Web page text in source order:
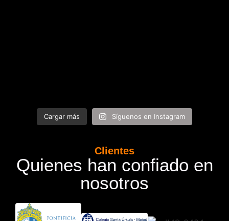
Cargar más Síguenos en Instagram
Clientes
Quienes han confiado en
nosotros